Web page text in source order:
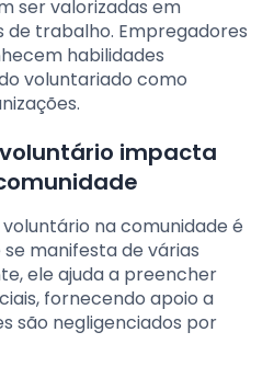
ser valorizadas em
trabalho. Empregadores
habilidades
voluntariado como
impacta
na comunidade é
manifesta de várias
ele ajuda a preencher
fornecendo apoio a
são negligenciados por